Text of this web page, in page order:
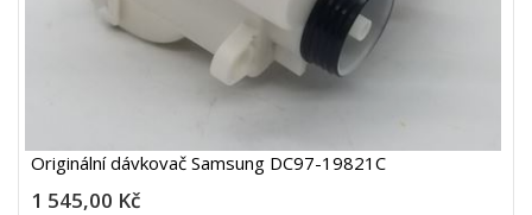
Originální dávkovač Samsung DC97-19821C
1 545,00 Kč